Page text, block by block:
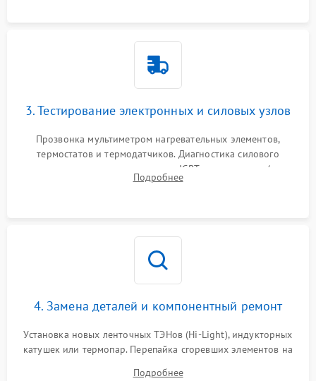
3. Тестирование электронных и силовых узлов
Прозвонка мультиметром нагревательных элементов,
термостатов и термодатчиков. Диагностика силового
модуля, реле, диодных мостов и IGBT-транзисторов (для
индукции). Проверка кранов и газ-контроля (для газовых
Подробнее
4. Замена деталей и компонентный ремонт
Установка новых ленточных ТЭНов (Hi-Light), индукторных
катушек или термопар. Перепайка сгоревших элементов на
Подробнее